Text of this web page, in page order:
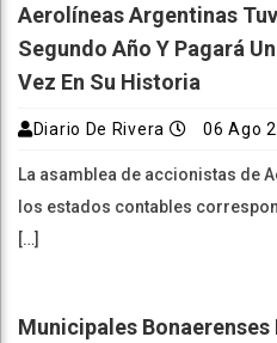
Aerolíneas Argentinas
Segundo Año Y Pagará
Vez En Su Historia
Diario De Rivera 06 Ago
La asamblea de accionistas de
los estados contables
[…]
Municipales Bonaerenses